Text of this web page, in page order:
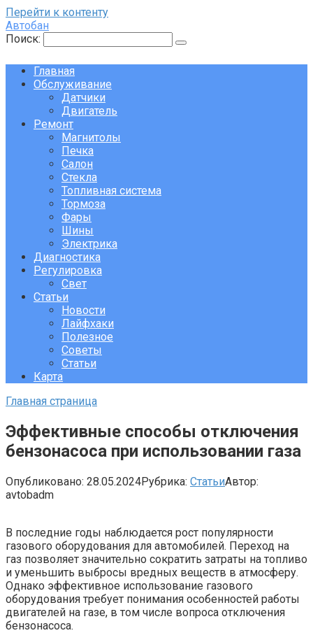
Перейти к контенту
Автобан
Поиск:
Главная
Обслуживание
Датчики
Двигатель
Ремонт
Магнитолы
Печка
Салон
Стекла
Топливная система
Тормоза
Фары
Шины
Электрика
Диагностика
Регулировка
Свет
Статьи
Новости
Лайфхаки
Полезное
Советы
Статьи
Карта
Главная страница
Эффективные способы отключения
бензонасоса при использовании газа
Опубликовано: 28.05.2024Рубрика: СтатьиАвтор:
avtobadm
В последние годы наблюдается рост популярности
газового оборудования для автомобилей. Переход на
газ позволяет значительно сократить затраты на топливо
и уменьшить выбросы вредных веществ в атмосферу.
Однако эффективное использование газового
оборудования требует понимания особенностей работы
двигателей на газе, в том числе вопроса отключения
бензонасоса.